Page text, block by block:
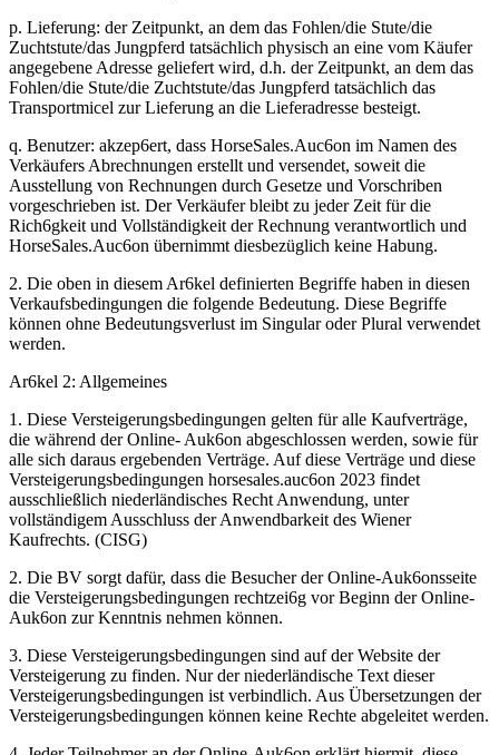
p. Lieferung: der Zeitpunkt, an dem das Fohlen/die Stute/die
Zuchtstute/das Jungpferd tatsächlich physisch an eine vom Käufer
angegebene Adresse geliefert wird, d.h. der Zeitpunkt, an dem das
Fohlen/die Stute/die Zuchtstute/das Jungpferd tatsächlich das
Transportmicel zur Lieferung an die Lieferadresse besteigt.
q. Benutzer: akzep6ert, dass HorseSales.Auc6on im Namen des
Verkäufers Abrechnungen erstellt und versendet, soweit die
Ausstellung von Rechnungen durch Gesetze und Vorschriben
vorgeschrieben ist. Der Verkäufer bleibt zu jeder Zeit für die
Rich6gkeit und Vollständigkeit der Rechnung verantwortlich und
HorseSales.Auc6on übernimmt diesbezüglich keine Habung.
2. Die oben in diesem Ar6kel definierten Begriffe haben in diesen
Verkaufsbedingungen die folgende Bedeutung. Diese Begriffe
können ohne Bedeutungsverlust im Singular oder Plural verwendet
werden.
Ar6kel 2: Allgemeines
1. Diese Versteigerungsbedingungen gelten für alle Kaufverträge,
die während der Online- Auk6on abgeschlossen werden, sowie für
alle sich daraus ergebenden Verträge. Auf diese Verträge und diese
Versteigerungsbedingungen horsesales.auc6on 2023 findet
ausschließlich niederländisches Recht Anwendung, unter
vollständigem Ausschluss der Anwendbarkeit des Wiener
Kaufrechts. (CISG)
2. Die BV sorgt dafür, dass die Besucher der Online-Auk6onsseite
die Versteigerungsbedingungen rechtzei6g vor Beginn der Online-
Auk6on zur Kenntnis nehmen können.
3. Diese Versteigerungsbedingungen sind auf der Website der
Versteigerung zu finden. Nur der niederländische Text dieser
Versteigerungsbedingungen ist verbindlich. Aus Übersetzungen der
Versteigerungsbedingungen können keine Rechte abgeleitet werden.